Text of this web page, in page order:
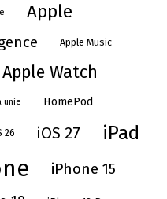
Apple
Apple Music
Apple Watch
unie HomePod
26 iOS 27 iPad
iPhone 15